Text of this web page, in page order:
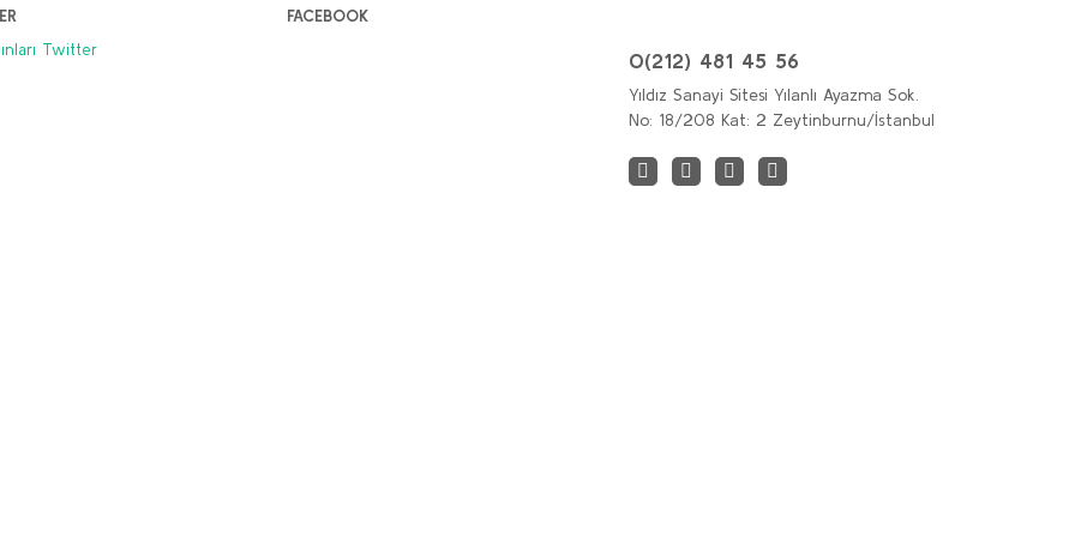
Twitter
FACEBOOK
0(212) 481 45 56
Yıldız Sanayi Sitesi Yılanlı Ayazma Sok.
No: 18/208 Kat: 2 Zeytinburnu/İstanbul